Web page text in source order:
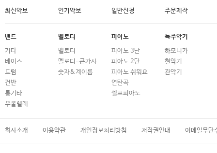
최신악보 인기악보 일반신청 주문제작
밴드
기타
베이스
드럼
건반
통기타
우쿨렐레
멜로디
멜로디
멜로디-큰가사
숫자&계이름
피아노
피아노 3단
피아노 2단
피아노 쉬워요
연탄곡
셀프피아노
독주악기
하모니카
현악기
관악기
회사소개 이용약관 개인정보처리방침 저작권안내 이메일무단